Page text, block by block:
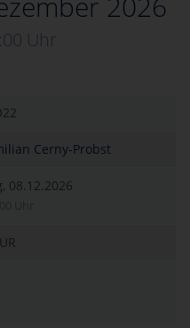
Uhr
Cerny-Probst
08.12.2026